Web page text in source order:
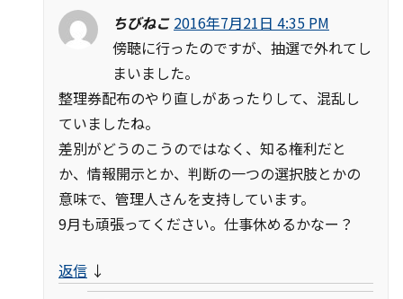
ちびねこ 2016年7月21日 4:35 PM
傍聴に行ったのですが、抽選で外れてし
まいました。
整理券配布のやり直しがあったりして、混乱し
ていましたね。
差別がどうのこうのではなく、知る権利だと
か、情報開示とか、判断の一つの選択肢とかの
意味で、管理人さんを支持しています。
9月も頑張ってください。仕事休めるかなー？
返信 ↓